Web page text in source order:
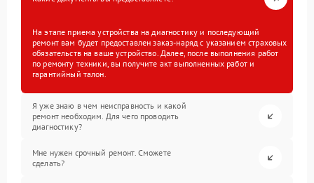
На этапе приема устройства на диагностику и последующий
ремонт вам будет предоставлен заказ-наряд с указанием страховых
обязательств на ваше устройство. Далее, после выполнения работ
по ремонту техники, вы получите акт выполненных работ и
гарантийный талон.
Я уже знаю в чем неисправность и какой
ремонт необходим. Для чего проводить
диагностику?
Мне нужен срочный ремонт. Сможете
сделать?